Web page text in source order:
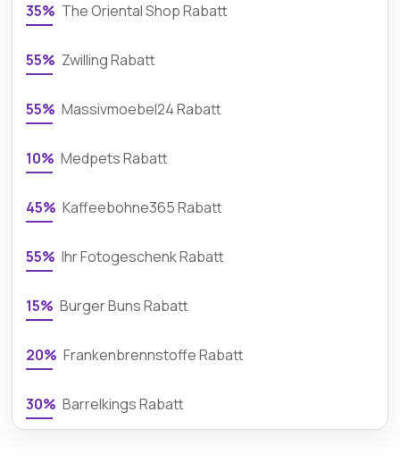
35% The Oriental Shop Rabatt
55% Zwilling Rabatt
55% Massivmoebel24 Rabatt
10% Medpets Rabatt
45% Kaffeebohne365 Rabatt
55% Ihr Fotogeschenk Rabatt
15% Burger Buns Rabatt
20% Frankenbrennstoffe Rabatt
30% Barrelkings Rabatt